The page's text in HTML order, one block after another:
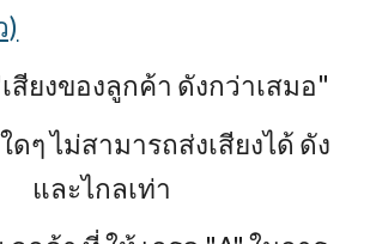
)
เสียงของลูกค้า ดังกว่าเสมอ"
ๆ ไม่สามารถส่งเสียงได้ ดัง
และไกลเท่า